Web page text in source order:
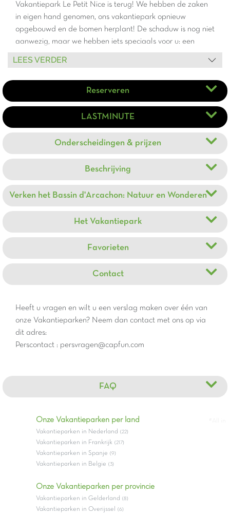
Vakantiepark Le Petit Nice is terug! We hebben de zaken
in eigen hand genomen, ons vakantiepark opnieuw
opgebouwd en de bomen herplant! De schaduw is nog niet
aanwezig, maar we hebben iets speciaals voor u: een
adembenemend uitzicht op de majestueuze duin en de
schouwspel dat zich voor u ontvouwt!
LEES VERDER
Reserveren
LASTMINUTE
Onderscheidingen & prijzen
Beschrijving
Verken het Bassin d'Arcachon: Natuur en Wonderen
Het Vakantiepark
Favorieten
Contact
Heeft u vragen en wilt u een verslag maken over één van
onze Vakantieparken? Neem dan contact met ons op via
dit adres:
Perscontact : persvragen@capfun.com
FAQ
Onze Vakantieparken per land
Vakantieparken in Nederland (22)
Vakantieparken in Frankrijk (217)
Vakantieparken in Spanje (9)
Vakantieparken in Belgie (3)
Onze Vakantieparken per provincie
Vakantieparken in Gelderland (8)
Vakantieparken in Overijssel (6)